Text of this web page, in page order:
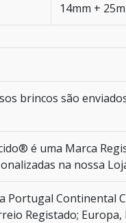
14mm +
brincos são
é uma Marca
na nossa
Portugal Continental
Registado;